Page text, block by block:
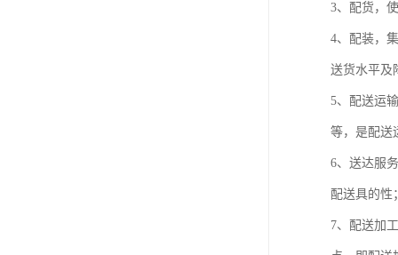
3、配货，
4、配装，
送货水平及
5、配送运
等，是配送
6、送达服
配送具的性；
7、配送加